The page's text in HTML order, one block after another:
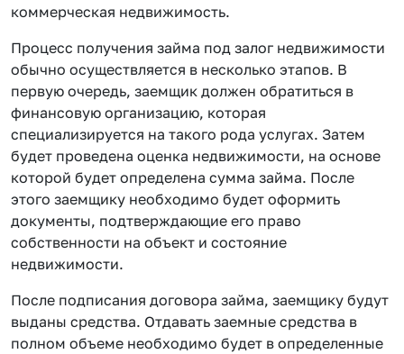
коммерческая недвижимость.
Процесс получения займа под залог недвижимости
обычно осуществляется в несколько этапов. В
первую очередь, заемщик должен обратиться в
финансовую организацию, которая
специализируется на такого рода услугах. Затем
будет проведена оценка недвижимости, на основе
которой будет определена сумма займа. После
этого заемщику необходимо будет оформить
документы, подтверждающие его право
собственности на объект и состояние
недвижимости.
После подписания договора займа, заемщику будут
выданы средства. Отдавать заемные средства в
полном объеме необходимо будет в определенные